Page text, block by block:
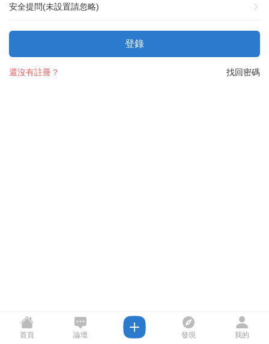
安全提問(未設置請忽略)
登錄
找回密碼
還沒有註冊？
首頁 論壇 發現 我的